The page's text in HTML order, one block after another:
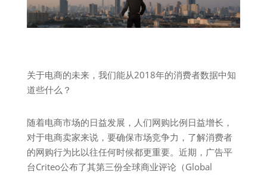
关于电商的未来，我们能从2018年的消费者数据中知
道些什么？
随着电商市场的日益发展，人们网购比例日益增长，
对于电商卖家来说，要确保市场竞争力，了解消费者
的网购行为比以往任何时候都更重要。近期，广告平
台Criteo公布了其第三份全球商业评论（Global